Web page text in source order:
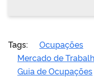
Tags:
Ocupações
Mercado de
Guia de Ocupações